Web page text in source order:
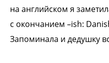
на английском я
с окончанием –ish:
Запоминала и дедушку